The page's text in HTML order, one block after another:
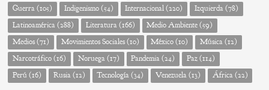
Guerra(105) Indigenismo(54) Internacional(220) Izquierda(78)
Latinoamérica(288) Literatura(166) Medio Ambiente(59)
Medios(71) Movimientos Sociales(10) México(10) Música(12)
Narcotráfico(16) Noruega(17) Pandemia(24) Paz(114)
Perú (16) Rusia(12) Tecnología(34) Venezuela(13) África(22)